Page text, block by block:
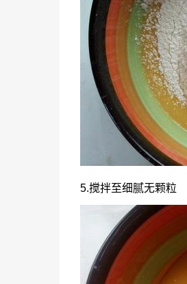
5.搅拌至细腻无颗粒